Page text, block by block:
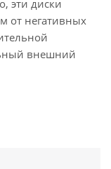
эти диски
от негативных
внешний